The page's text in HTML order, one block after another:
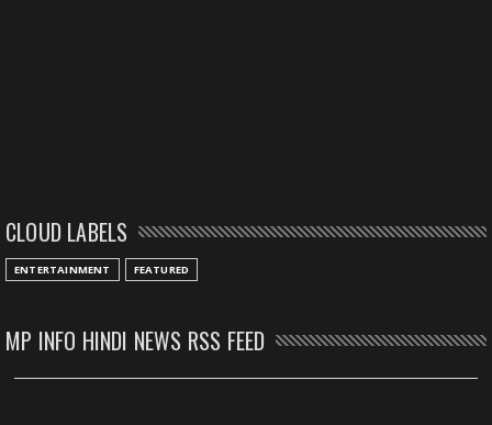
CLOUD LABELS
ENTERTAINMENT FEATURED
MP INFO HINDI NEWS RSS FEED